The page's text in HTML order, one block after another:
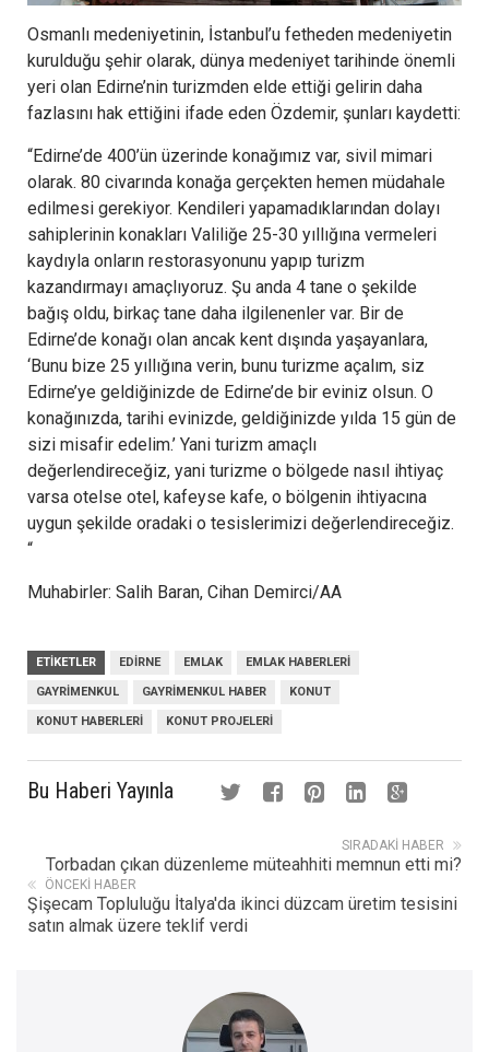
Osmanlı medeniyetinin, İstanbul’u fetheden medeniyetin
kurulduğu şehir olarak, dünya medeniyet tarihinde önemli
yeri olan Edirne’nin turizmden elde ettiği gelirin daha
fazlasını hak ettiğini ifade eden Özdemir, şunları kaydetti:
“Edirne’de 400’ün üzerinde konağımız var, sivil mimari
olarak. 80 civarında konağa gerçekten hemen müdahale
edilmesi gerekiyor. Kendileri yapamadıklarından dolayı
sahiplerinin konakları Valiliğe 25-30 yıllığına vermeleri
kaydıyla onların restorasyonunu yapıp turizm
kazandırmayı amaçlıyoruz. Şu anda 4 tane o şekilde
bağış oldu, birkaç tane daha ilgilenenler var. Bir de
Edirne’de konağı olan ancak kent dışında yaşayanlara,
‘Bunu bize 25 yıllığına verin, bunu turizme açalım, siz
Edirne’ye geldiğinizde de Edirne’de bir eviniz olsun. O
konağınızda, tarihi evinizde, geldiğinizde yılda 15 gün de
sizi misafir edelim.’ Yani turizm amaçlı
değerlendireceğiz, yani turizme o bölgede nasıl ihtiyaç
varsa otelse otel, kafeyse kafe, o bölgenin ihtiyacına
uygun şekilde oradaki o tesislerimizi değerlendireceğiz.
“
Muhabirler: Salih Baran, Cihan Demirci/AA
ETIKETLER EDIRNE EMLAK EMLAK HABERLERI
GAYRIMENKUL GAYRIMENKUL HABER KONUT
KONUT HABERLERI KONUT PROJELERI
Bu Haberi Yayınla
SIRADAKI HABER
Torbadan çıkan düzenleme müteahhiti memnun etti mi?
ÖNCEKI HABER
Şişecam Topluluğu İtalya'da ikinci düzcam üretim tesisini
satın almak üzere teklif verdi